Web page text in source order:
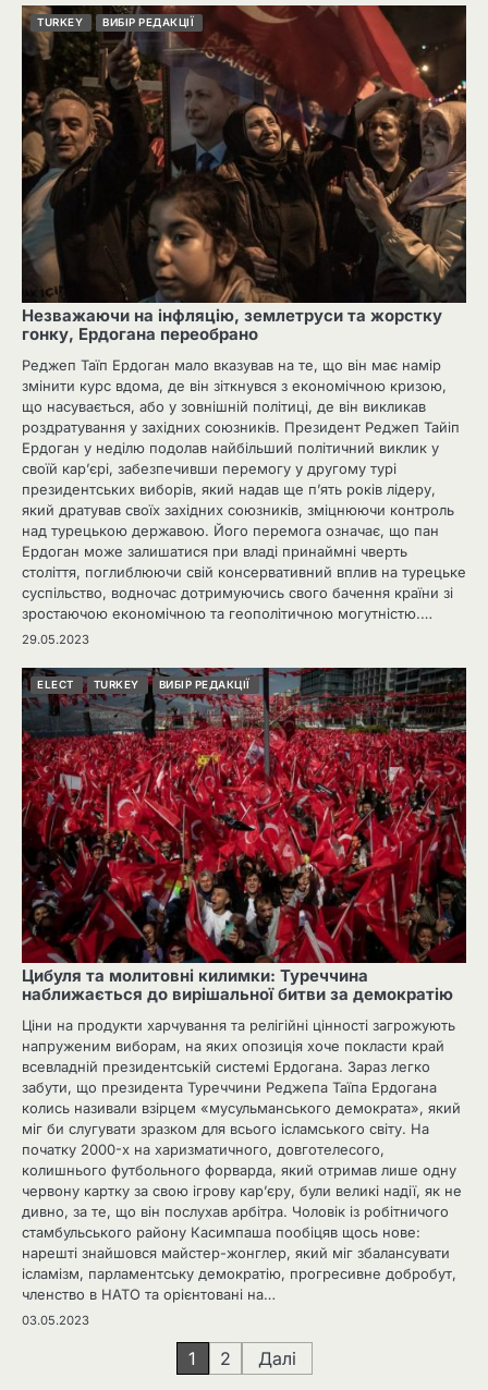
TURKEY ВИБІР РЕДАКЦІЇ
Незважаючи на інфляцію, землетруси та жорстку
гонку, Ердогана переобрано
Реджеп Таїп Ердоган мало вказував на те, що він має намір
змінити курс вдома, де він зіткнувся з економічною кризою,
що насувається, або у зовнішній політиці, де він викликав
роздратування у західних союзників. Президент Реджеп Тайіп
Ердоган у неділю подолав найбільший політичний виклик у
своїй кар’єрі, забезпечивши перемогу у другому турі
президентських виборів, який надав ще п’ять років лідеру,
який дратував своїх західних союзників, зміцнюючи контроль
над турецькою державою. Його перемога означає, що пан
Ердоган може залишатися при владі принаймні чверть
століття, поглиблюючи свій консервативний вплив на турецьке
суспільство, водночас дотримуючись свого бачення країни зі
зростаючою економічною та геополітичною могутністю.…
29.05.2023
ELECT TURKEY ВИБІР РЕДАКЦІЇ
Цибуля та молитовні килимки: Туреччина
наближається до вирішальної битви за демократію
Ціни на продукти харчування та релігійні цінності загрожують
напруженим виборам, на яких опозиція хоче покласти край
всевладній президентській системі Ердогана. Зараз легко
забути, що президента Туреччини Реджепа Таїпа Ердогана
колись називали взірцем «мусульманського демократа», який
міг би слугувати зразком для всього ісламського світу. На
початку 2000-х на харизматичного, довготелесого,
колишнього футбольного форварда, який отримав лише одну
червону картку за свою ігрову кар’єру, були великі надії, як не
дивно, за те, що він послухав арбітра. Чоловік із робітничого
стамбульського району Касимпаша пообіцяв щось нове:
нарешті знайшовся майстер-жонглер, який міг збалансувати
ісламізм, парламентську демократію, прогресивне добробут,
членство в НАТО та орієнтовані на…
03.05.2023
1 2 Далі